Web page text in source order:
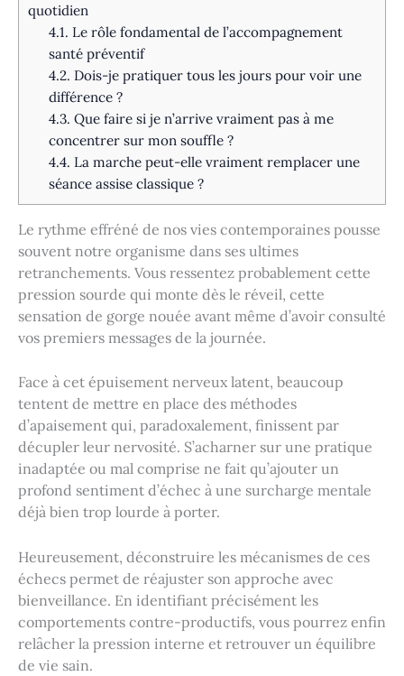
quotidien
4.1. Le rôle fondamental de l’accompagnement
santé préventif
4.2. Dois-je pratiquer tous les jours pour voir une
différence ?
4.3. Que faire si je n’arrive vraiment pas à me
concentrer sur mon souffle ?
4.4. La marche peut-elle vraiment remplacer une
séance assise classique ?
Le rythme effréné de nos vies contemporaines pousse
souvent notre organisme dans ses ultimes
retranchements. Vous ressentez probablement cette
pression sourde qui monte dès le réveil, cette
sensation de gorge nouée avant même d’avoir consulté
vos premiers messages de la journée.
Face à cet épuisement nerveux latent, beaucoup
tentent de mettre en place des méthodes
d’apaisement qui, paradoxalement, finissent par
décupler leur nervosité. S’acharner sur une pratique
inadaptée ou mal comprise ne fait qu’ajouter un
profond sentiment d’échec à une surcharge mentale
déjà bien trop lourde à porter.
Heureusement, déconstruire les mécanismes de ces
échecs permet de réajuster son approche avec
bienveillance. En identifiant précisément les
comportements contre-productifs, vous pourrez enfin
relâcher la pression interne et retrouver un équilibre
de vie sain.